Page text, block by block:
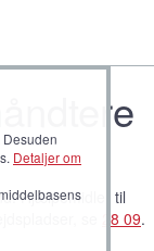
Hjælpemidler til
se 28 09.
Detaljer om